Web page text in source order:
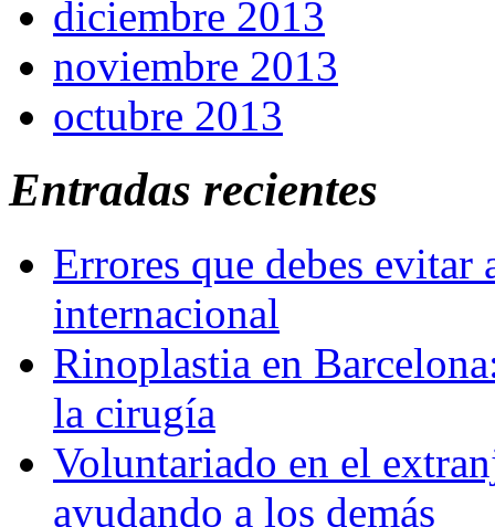
diciembre 2013
noviembre 2013
octubre 2013
Entradas recientes
Errores que debes
internacional
Rinoplastia en
la cirugía
Voluntariado en el
ayudando a los demás